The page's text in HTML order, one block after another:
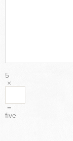
5
×
=
five